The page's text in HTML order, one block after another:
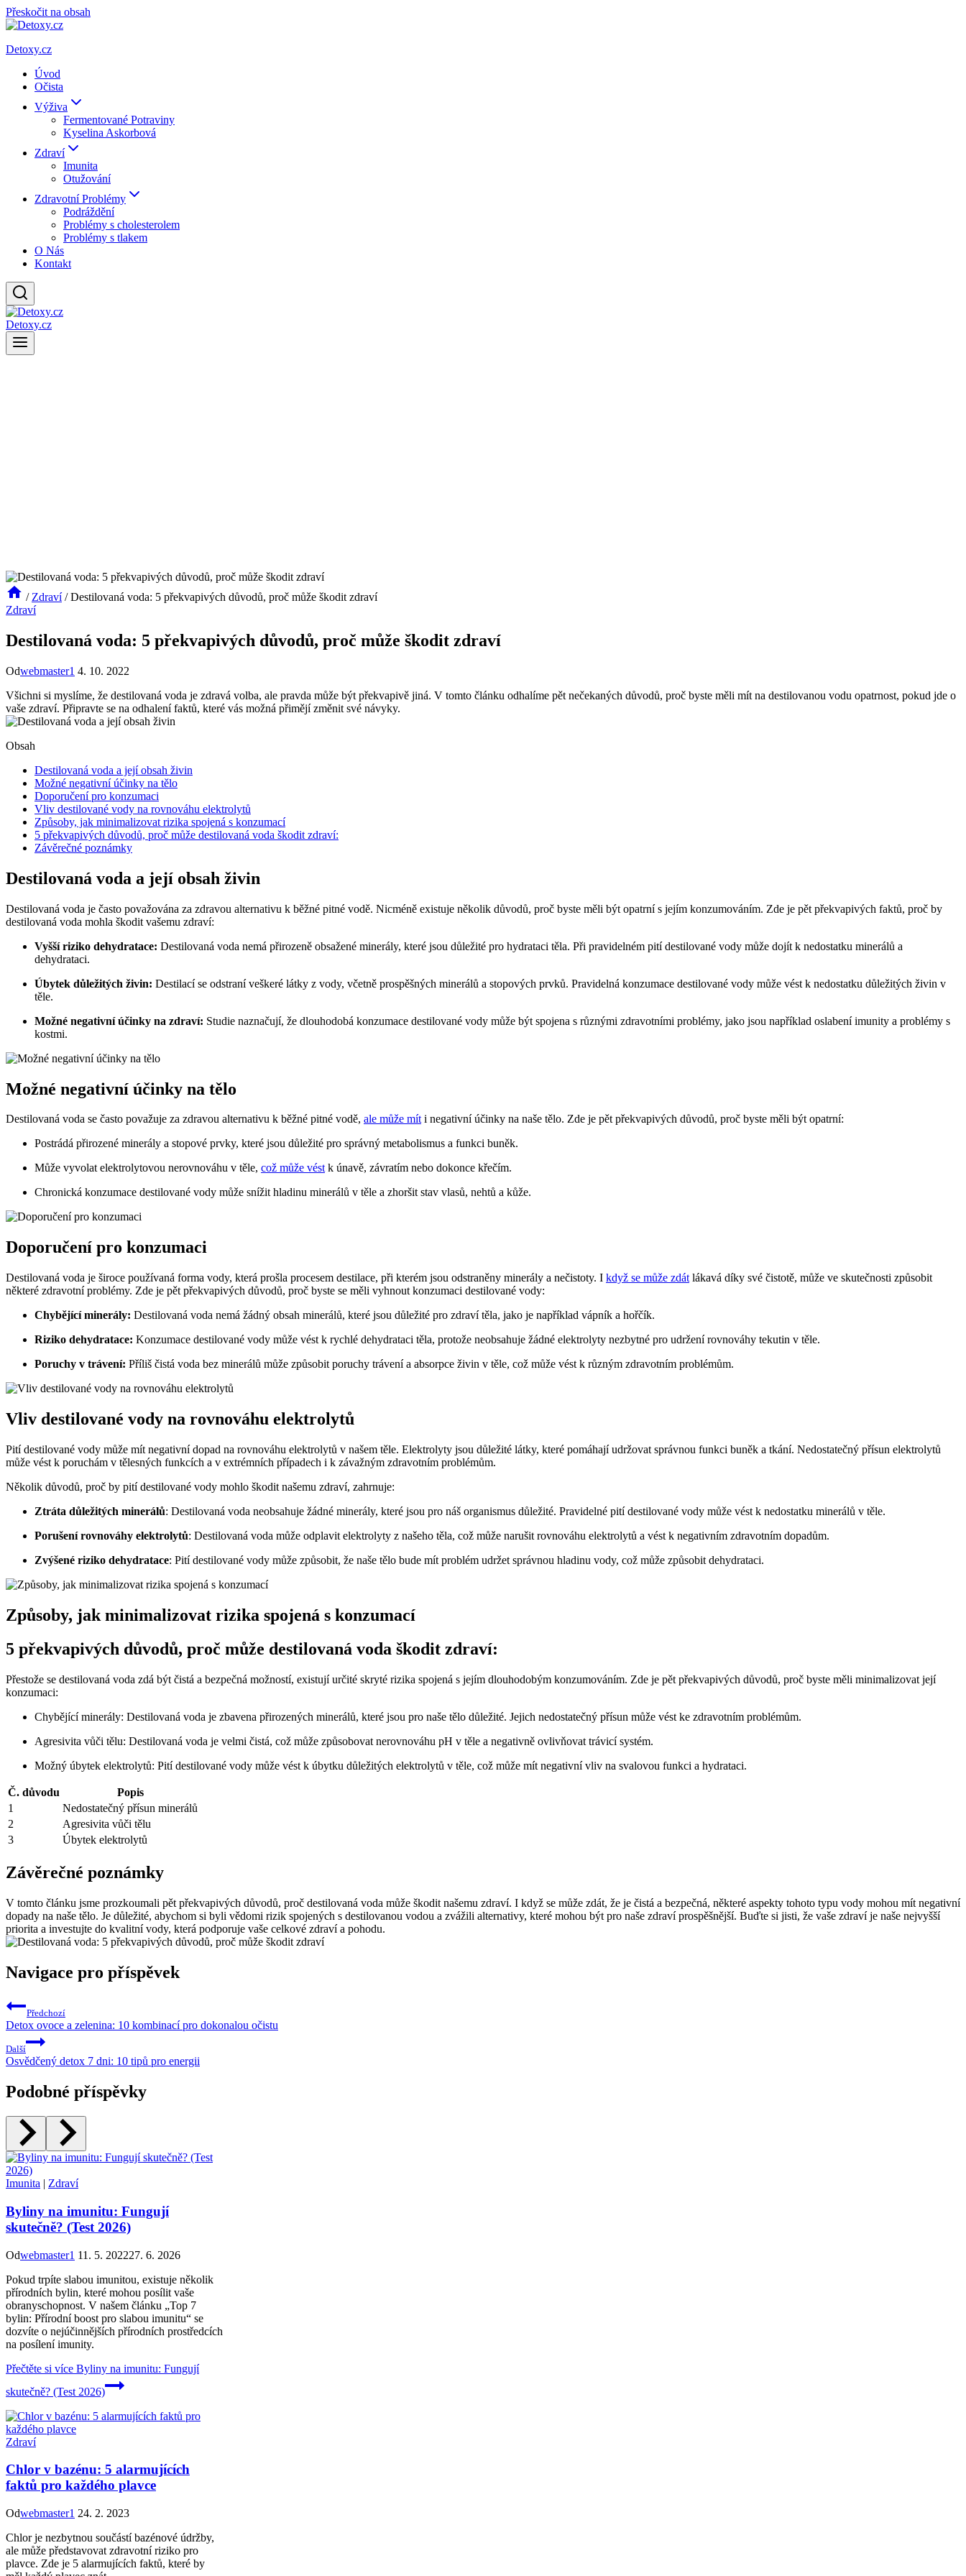
Přeskočit na obsah
Detoxy.cz
Úvod
Očista
Výživa
Fermentované Potraviny
Kyselina Askorbová
Zdraví
Imunita
Otužování
Zdravotní Problémy
Podráždění
Problémy s cholesterolem
Problémy s tlakem
O Nás
Kontakt
Detoxy.cz
/ Zdraví / Destilovaná voda: 5 překvapivých důvodů, proč může škodit zdraví
Zdraví
Destilovaná voda: 5 překvapivých důvodů, proč může škodit zdraví
Odwebmaster1 4. 10. 2022
Všichni si myslíme, že destilovaná voda je zdravá volba, ale pravda může být překvapivě jiná. V tomto článku odhalíme pět nečekaných důvodů, proč byste měli mít na destilovanou vodu opatrnost, pokud jde o
vaše zdraví. Připravte se na odhalení faktů, které vás možná přimějí změnit své návyky.
Obsah
Destilovaná voda a její obsah živin
Možné negativní účinky na tělo
Doporučení pro konzumaci
Vliv destilované vody na rovnováhu elektrolytů
Způsoby, jak minimalizovat rizika spojená s konzumací
5 překvapivých důvodů, proč může destilovaná voda škodit zdraví:
Závěrečné poznámky
Destilovaná voda a její obsah živin
Destilovaná voda je často považována za zdravou alternativu k běžné pitné vodě. Nicméně existuje několik důvodů, proč byste měli být opatrní s jejím konzumováním. Zde je pět překvapivých faktů, proč by
destilovaná voda mohla škodit vašemu zdraví:
Vyšší riziko dehydratace: Destilovaná voda nemá přirozeně obsažené minerály, které jsou důležité pro hydrataci těla. Při pravidelném pití destilované vody může dojít k nedostatku minerálů a
dehydrataci.
Úbytek důležitých živin: Destilací se odstraní veškeré látky z vody, včetně prospěšných minerálů a stopových prvků. Pravidelná konzumace destilované vody může vést k nedostatku důležitých živin v
těle.
Možné negativní účinky na zdraví: Studie naznačují, že dlouhodobá konzumace destilované vody může být spojena s různými zdravotními problémy, jako jsou například oslabení imunity a problémy s
kostmi.
Možné negativní účinky na tělo
Destilovaná voda se často považuje za zdravou alternativu k běžné pitné vodě, ale může míti negativní účinky na naše tělo. Zde je pět překvapivých důvodů, proč byste měli být opatrní:
Postrádá přirozené minerály a stopové prvky, které jsou důležité pro správný metabolismus a funkci buněk.
Může vyvolat elektrolytovou nerovnováhu v těle, což může véstk únavě, závratím nebo dokonce křečím.
Chronická konzumace destilované vody může snížit hladinu minerálů v těle a zhoršit stav vlasů, nehtů a kůže.
Doporučení pro konzumaci
Destilovaná voda je široce používaná forma vody, která prošla procesem destilace, při kterém jsou odstraněny minerály a nečistoty. I když se může zdát lákavá díky své čistotě, může ve skutečnosti způsobit
některé zdravotní problémy. Zde je pět překvapivých důvodů, proč byste se měli vyhnout konzumaci destilované vody:
Chybějící minerály: Destilovaná voda nemá žádný obsah minerálů, které jsou důležité pro zdraví těla, jako je například vápník a hořčík.
Riziko dehydratace: Konzumace destilované vody může vést k rychlé dehydrataci těla, protože neobsahuje žádné elektrolyty nezbytné pro udržení rovnováhy tekutin v těle.
Poruchy v trávení: Příliš čistá voda bez minerálů může způsobit poruchy trávení a absorpce živin v těle, což může vést k různým zdravotním problémům.
Vliv destilované vody na rovnováhu elektrolytů
Pití destilované vody může mít negativní dopad na rovnováhu elektrolytů v našem těle. Elektrolyty jsou důležité látky, které pomáhají udržovat správnou funkci buněk a tkání. Nedostatečný přísun elektrolytů
může vést k poruchám v tělesných funkcích a v extrémních případech i k závažným zdravotním problémům.
Několik důvodů, proč by pití destilované vody mohlo škodit našemu zdraví, zahrnuje:
Ztráta důležitých minerálů: Destilovaná voda neobsahuje žádné minerály, které jsou pro náš organismus důležité. Pravidelné pití destilované vody může vést k nedostatku minerálů v těle.
Porušení rovnováhy elektrolytů: Destilovaná voda může odplavit elektrolyty z našeho těla, což může narušit rovnováhu elektrolytů a vést k negativním zdravotním dopadům.
Zvýšené riziko dehydratace: Pití destilované vody může způsobit, že naše tělo bude mít problém udržet správnou hladinu vody, což může způsobit dehydrataci.
Způsoby, jak minimalizovat rizika spojená s konzumací
5 překvapivých důvodů, proč může destilovaná voda škodit zdraví:
Přestože se destilovaná voda zdá být čistá a bezpečná možností, existují určité skryté rizika spojená s jejím dlouhodobým konzumováním. Zde je pět překvapivých důvodů, proč byste měli minimalizovat její
konzumaci:
Chybějící minerály: Destilovaná voda je zbavena přirozených minerálů, které jsou pro naše tělo důležité. Jejich nedostatečný přísun může vést ke zdravotním problémům.
Agresivita vůči tělu: Destilovaná voda je velmi čistá, což může způsobovat nerovnováhu pH v těle a negativně ovlivňovat trávicí systém.
Možný úbytek elektrolytů: Pití destilované vody může vést k úbytku důležitých elektrolytů v těle, což může mít negativní vliv na svalovou funkci a hydrataci.
Č. důvodu
Popis
1
Nedostatečný přísun minerálů
2
Agresivita vůči tělu
3
Úbytek elektrolytů
Závěrečné poznámky
V tomto článku jsme prozkoumali pět překvapivých důvodů, proč destilovaná voda může škodit našemu zdraví. I když se může zdát, že je čistá a bezpečná, některé aspekty tohoto typu vody mohou mít negativní
dopady na naše tělo. Je důležité, abychom si byli vědomi rizik spojených s destilovanou vodou a zvážili alternativy, které mohou být pro naše zdraví prospěšnější. Buďte si jisti, že vaše zdraví je naše nejvyšší
priorita a investujte do kvalitní vody, která podporuje vaše celkové zdraví a pohodu.
Navigace pro příspěvek
Předchozí
Detox ovoce a zelenina: 10 kombinací pro dokonalou očistu
Další
Osvědčený detox 7 dni: 10 tipů pro energii
Podobné příspěvky
Imunita | Zdraví
Byliny na imunitu: Fungují
skutečně? (Test 2026)
Odwebmaster1 11. 5. 202227. 6. 2026
Pokud trpíte slabou imunitou, existuje několik
přírodních bylin, které mohou posílit vaše
obranyschopnost. V našem článku „Top 7
bylin: Přírodní boost pro slabou imunitu“ se
dozvíte o nejúčinnějších přírodních prostředcích
na posílení imunity.
Přečtěte si více Byliny na imunitu: Fungují
skutečně? (Test 2026)
Zdraví
Chlor v bazénu: 5 alarmujících
faktů pro každého plavce
Odwebmaster1 24. 2. 2023
Chlor je nezbytnou součástí bazénové údržby,
ale může představovat zdravotní riziko pro
plavce. Zde je 5 alarmujících faktů, které by